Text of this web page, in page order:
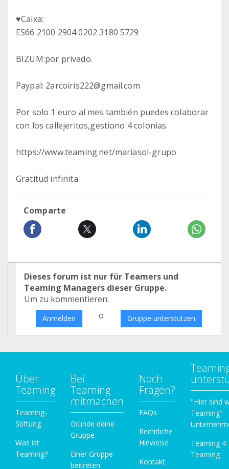
♥️Caixa:
ES66 2100 2904 0202 3180 5729
BIZUM:por privado.
Paypal: 2arcoiris222@gmail.com
Por solo 1 euro al mes también puedes colaborar
con los callejeritos,gestiono 4 colonias.
https://www.teaming.net/mariasol-grupo
Gratitud infinita
Comparte
Dieses forum ist nur für Teamers und
Teaming Managers dieser Gruppe.
Um zu kommentieren:
Anmelden o Gruppe unterstützen
Über
Teaming
Teaming-
Stiftung
Was ist
Teaming?
Bei
Teaming
mitmachen
Gründe deine
Gruppe
Einer Gruppe
beitreten
Noch
Fragen?
FAQs
Rechtliche
Hinweise
Kontakt
"Hier sind
Teaming"-
Teaming 4
Teaming